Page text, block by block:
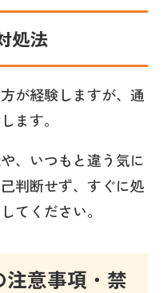
処法
が経験しますが、通
ます。
、いつもと違う気に
判断せず、すぐに処
てください。
意事項・禁